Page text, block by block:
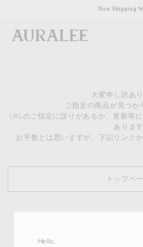
Hello,
Now Shipping
大変申し訳あり
ご指定の商品が見つか
URLのご指定に誤りがあるか、更新等
あります
お手数とは思いますが、下記リンク
トップペ